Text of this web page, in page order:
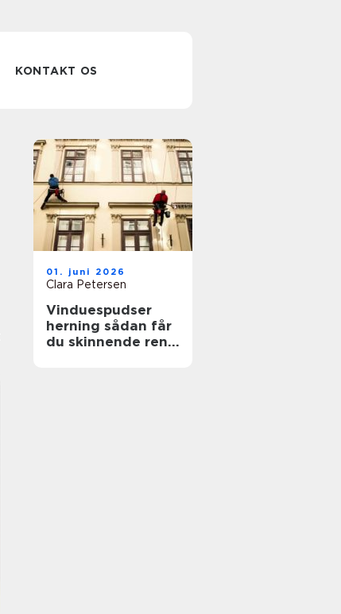
KONTAKT OS
01. juni 2026
Clara Petersen
Vinduespudser
herning sådan får
du skinnende rene